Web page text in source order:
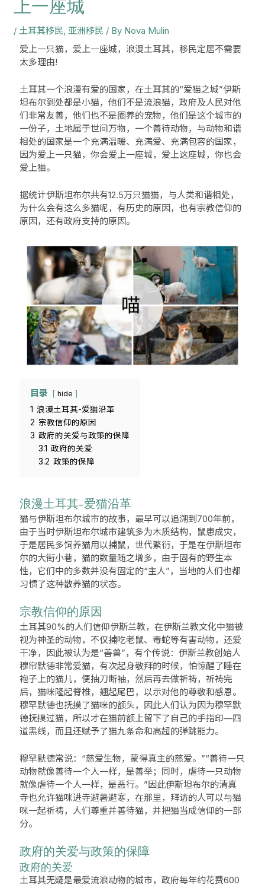
上一座城
/ 土耳其移民 亚洲移民 / By Nova Mulin
爱上一只猫，爱上一座城，浪漫土耳其，移民定居不需要
太多理由!
土耳其一个浪漫有爱的国家，在土耳其的“爱猫之城”伊斯
坦布尔到处都是小猫，他们不是流浪猫，政府及人民对他
们非常友善，他们也不是圈养的宠物，他们是这个城市的
一份子，土地属于世间万物，一个善待动物，与动物和谐
相处的国家是一个充满温暖、充满爱、充满包容的国家，
因为爱上一只猫，你会爱上一座城，爱上这座城，你也会
爱上猫。
据统计伊斯坦布尔共有12.5万只猫猫，与人类和谐相处，
为什么会有这么多猫呢，有历史的原因，也有宗教信仰的
原因，还有政府支持的原因。
目录 hide
1 浪漫土耳其-爱猫沿革
2 宗教信仰的原因
3 政府的关爱与政策的保障
3.1 政府的关爱
3.2 政策的保障
浪漫土耳其-爱猫沿革
猫与伊斯坦布尔城市的故事，最早可以追溯到700年前，
由于当时伊斯坦布尔城市建筑多为木质结构，鼠患成灾，
于是居民多饲养猫用以捕鼠，世代繁衍，于是在伊斯坦布
尔的大街小巷，猫的数量随之增多，由于固有的野生本
性，它们中的多数并没有固定的“主人”，当地的人们也都
习惯了这种散养猫的状态。
宗教信仰的原因
土耳其90%的人们信仰伊斯兰教，在伊斯兰教文化中猫被
视为神圣的动物，不仅捕吃老鼠、毒蛇等有害动物，还爱
干净，因此被认为是“善兽”，有个传说：伊斯兰教创始人
穆帘默德非常爱猫，有次起身敬拜的时候，怕惊醒了睡在
袍子上的猫儿，便抽刀断袖，然后再去做祈祷，祈祷完
后，猫咪隆起脊椎，翘起尾巴，以示对他的尊敬和感恩。
穆罕默德也抚摸了猫咪的额头，因此人们认为因为穆罕默
德抚摸过猫，所以才在猫前额上留下了自己的手指印—四
道黑线，而且还赋予了猫九条命和高超的弹跳能力。
穆罕默德常说：“慈爱生物，蒙得真主的慈爱。”“善待一只
动物就像善待一个人一样，是善举；同时，虐待一只动物
就像虐待一个人一样，是恶行。”因此伊斯坦布尔的清真
寺也允许猫咪进寺避暑避寒，在那里，拜访的人可以与猫
咪一起祈祷，人们尊重并善待猫，并把猫当成信仰的一部
分。
政府的关爱与政策的保障
政府的关爱
土耳其无疑是最爱流浪动物的城市，政府每年约花费600